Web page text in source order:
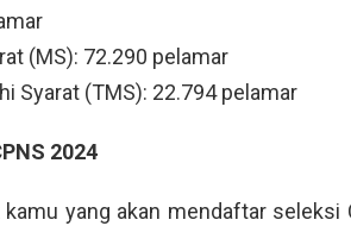
(MS): 72.290 pelamar
Syarat (TMS): 22.794 pelamar
2024
kamu yang akan mendaftar seleksi